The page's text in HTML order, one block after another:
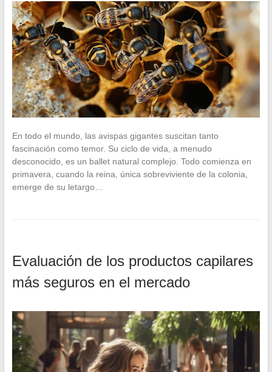
En todo el mundo, las avispas gigantes suscitan tanto
fascinación como temor. Su ciclo de vida, a menudo
desconocido, es un ballet natural complejo. Todo comienza en
primavera, cuando la reina, única sobreviviente de la colonia,
emerge de su letargo…
Evaluación de los productos capilares
más seguros en el mercado